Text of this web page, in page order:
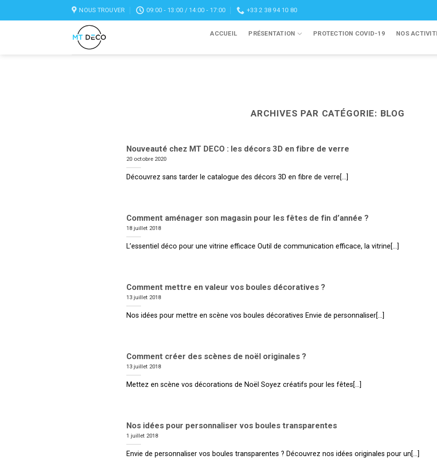
NOUS TROUVER 09:00 - 13:00 / 14:00 - 17:00 +33 2 38 94 10 80
ACCUEIL PRÉSENTATION PROTECTION COVID-19 NOS
ARCHIVES PAR CATÉGORIE: BLOG
Nouveauté chez MT DECO : les décors 3D en fibre de verre
20 octobre 2020
Découvrez sans tarder le catalogue des décors 3D en fibre de verre[...]
Comment aménager son magasin pour les fêtes de fin d’année ?
18 juillet 2018
L’essentiel déco pour une vitrine efficace Outil de communication efficace, la vitrine[...]
Comment mettre en valeur vos boules décoratives ?
13 juillet 2018
Nos idées pour mettre en scène vos boules décoratives Envie de personnaliser[...]
Comment créer des scènes de noël originales ?
13 juillet 2018
Mettez en scène vos décorations de Noël Soyez créatifs pour les fêtes[...]
Nos idées pour personnaliser vos boules transparentes
1 juillet 2018
Envie de personnaliser vos boules transparentes ? Découvrez nos idées originales pour un[...]